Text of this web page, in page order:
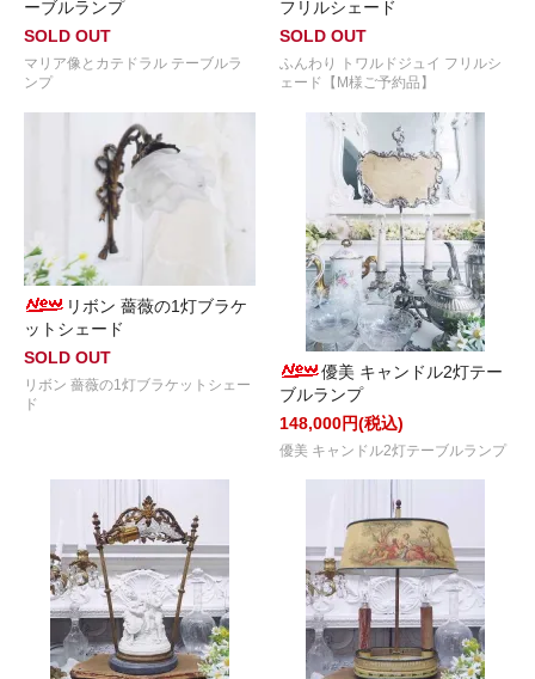
ーブルランプ
SOLD OUT
マリア像とカテドラル テーブルラ
ンプ
フリルシェード
SOLD OUT
ふんわり トワルドジュイ フリルシ
ェード【M様ご予約品】
リボン 薔薇の1灯ブラケ
ットシェード
SOLD OUT
リボン 薔薇の1灯ブラケットシェー
ド
優美 キャンドル2灯テー
ブルランプ
148,000円(税込)
優美 キャンドル2灯テーブルランプ